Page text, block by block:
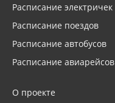
Расписание электричек
Расписание поездов
Расписание автобусов
Расписание авиарейсов
О проекте